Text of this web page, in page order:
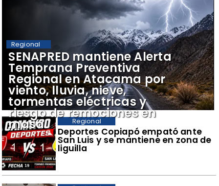
Deportes Copiapó empató ante
San Luis y se mantiene en zona de
liguilla
Regional
SENAPRED mantiene Alerta
Temprana Preventiva
Regional en Atacama por
viento, lluvia, nieve,
tormentas eléctricas y
riesgo de remociones en
masa
Regional